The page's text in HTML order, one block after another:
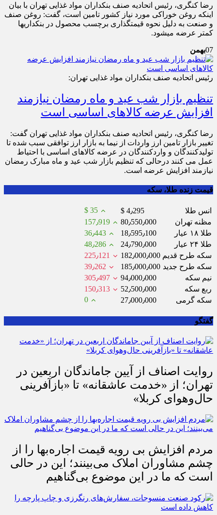
رضا کنگری، رئیس اتحادیه صنف بنکداران مواد غذایی تهران با بیان
اینکه روغن خوراکی مورد نیاز کشور تامین است، گفت: روغن صنف
و صنعت به دلیل نحوه قیمت‎گذاری برچسب محصول در بنکداری‎ها
کمتر عرضه می‎شود.
07بهمن
رئیس اتحادیه صنف بنکداران مواد غذایی تهران:
تنظیم بازار شب عید و ماه رمضان نیازمند
افزایش عرضه کالاهای اساسی است
رضا کنگری، رئیس اتحادیه صنف بنکداران مواد غذایی تهران گفت:
تغییر بازار تامین ارز واردات از نیما به بازار ارز توافقی سبب شده تا
تولیدکنندگان و واردکنندگان در عرضه کالاهای اساسی با احتیاط
عمل می کنند درحالی که تنظیم بازار شب عید و ماه مبارک رمضان
نیازمند افزایش عرضه است.
قیمت زنده طلا، سکه
انس طلا $ 4٫295
$ 35
مظنه تهران
80٫550٫000
157٫919
طلا ۱۸ عیار
18٫595٫100
36٫443
طلا ۲۴ عیار
24٫790٫000
48٫286
سکه طرح قدیم 182٫000٫000
225٫121
سکه طرح جدید 185٫000٫000
39٫262
نیم سکه
94٫000٫000
305٫497
ربع سکه
52٫500٫000
150٫313
سکه گرمی
27٫000٫000 0
گفتگو
روایت اصناف از آیین جاماندگان اربعین در
تهران؛ از «خدمت عاشقانه» تا «بازآفرینی
حال‌وهوای کربلا»
مردم افزایش بی رویه قیمت اجاره‌بها را از
چشم مشاوران املاک می‌بینند؛ این در حالی
است که ما در این موضوع بی‌گناهیم